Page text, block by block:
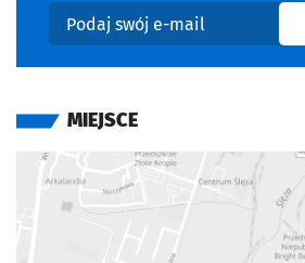
Podaj swój e-mail
MIEJSCE